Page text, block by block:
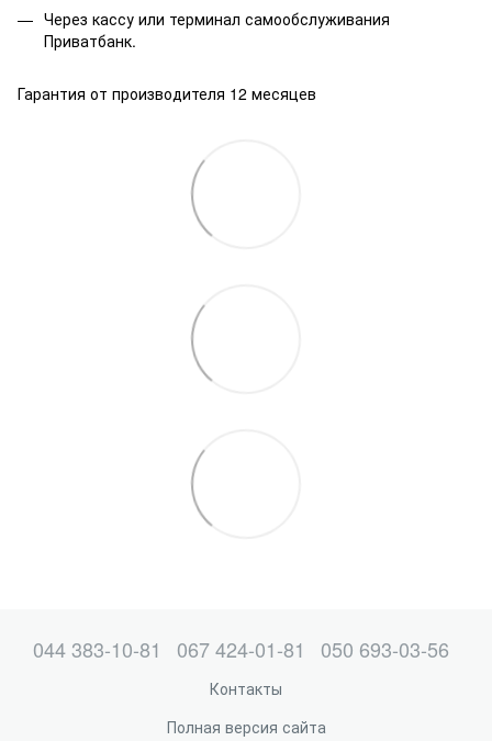
Через кассу или терминал самообслуживания
Приватбанк.
Гарантия от производителя 12 месяцев
044 383-10-81 067 424-01-81 050 693-03-56
Контакты
Полная версия сайта